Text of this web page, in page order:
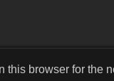
browser for the